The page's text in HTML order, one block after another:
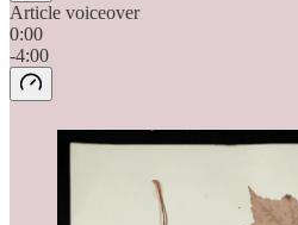
Article voiceover
0:00
-4:00